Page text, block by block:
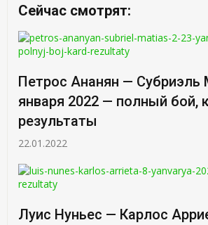
Сейчас смотрят:
Петрос Ананян — Субриэль
января 2022 — полный бой,
результаты
22.01.2022
Луис Нуньес — Карлос